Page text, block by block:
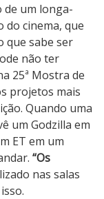
de um longa-
do cinema, que
que sabe ser
não ter
25ª Mostra de
projetos mais
Quando uma
um Godzilla em
ET em um
“Os
nas salas